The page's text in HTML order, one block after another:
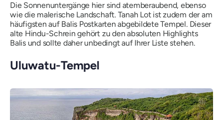
Die Sonnenuntergänge hier sind atemberaubend, ebenso
wie die malerische Landschaft. Tanah Lot ist zudem der am
häufigsten auf Balis Postkarten abgebildete Tempel. Dieser
alte Hindu-Schrein gehört zu den absoluten Highlights
Balis und sollte daher unbedingt auf Ihrer Liste stehen.
Uluwatu-Tempel